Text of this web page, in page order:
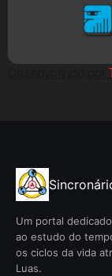
Um portal
ao estudo do
os ciclos da vida
Luas.